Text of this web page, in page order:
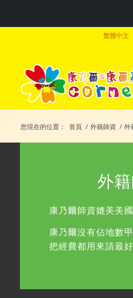
繁體中文
您現在的位置： 首頁 / 外籍師資 / 外
外
康乃爾師資媲美美
康乃爾沒有佔地數
把經費都用來請最好